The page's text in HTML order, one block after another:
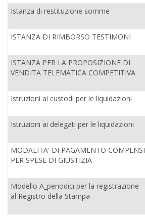
Istanza di restituzione somme
ISTANZA DI RIMBORSO TESTIMONI
ISTANZA PER LA PROPOSIZIONE DI
VENDITA TELEMATICA COMPETITIVA
Istruzioni ai custodi per le liquidazioni
Istruzioni ai delegati per le liquidazioni
MODALITA' DI PAGAMENTO COMPENSI
PER SPESE DI GIUSTIZIA
Modello A_periodici per la registrazione
al Registro della Stampa